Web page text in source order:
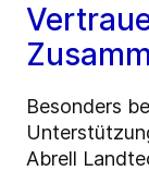
Besonders
Abrell